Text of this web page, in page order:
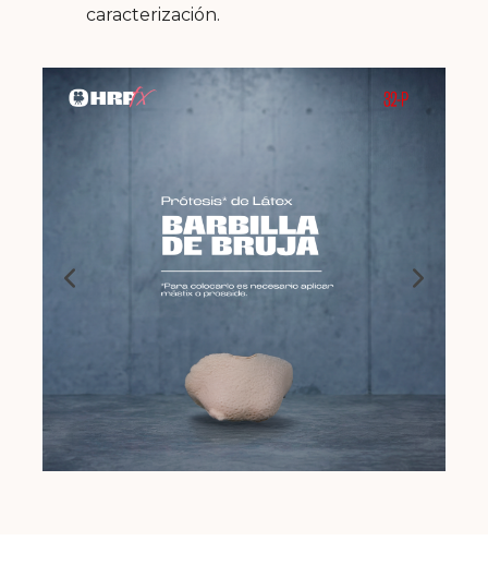
caracterización.